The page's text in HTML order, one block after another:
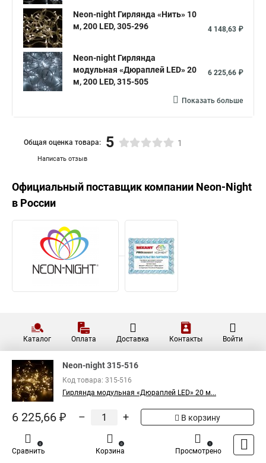
Neon-night Гирлянда «Нить» 10
м, 200 LED, 305-296
4 148,63 ₽
Neon-night Гирлянда
модульная «Дюраплей LED» 20
м, 200 LED, 315-505
6 225,66 ₽
Показать больше
Написать отзыв
Общая оценка товара: 5 1
Официальный поставщик компании Neon-Night
в России
Каталог Оплата Доставка Контакты Войти
Neon-night 315-516
Код товара: 315-516
Гирлянда модульная «Дюраплей LED» 20 м...
6 225,66 ₽ – + В корзину
Сравнить
0
Корзина
0
Просмотрено
1